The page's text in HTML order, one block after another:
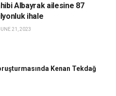
Albayrak ailesine 87
ihale
21, 2023
Kenan Tekdağ